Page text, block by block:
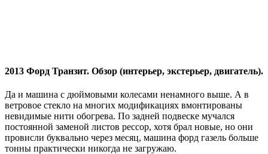
2013 Форд Транзит. Обзор (интерьер, экстерьер, двигатель).
Да и машина с дюймовыми колесами ненамного выше. А в
ветровое стекло на многих модификациях вмонтированы
невидимые нити обогрева. По задней подвеске мучался
постоянной заменой листов рессор, хотя брал новые, но они
провисли буквально через месяц, машина форд газель больше
тонны практически никогда не загружаю.